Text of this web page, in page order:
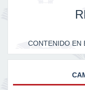
CONTENIDO EN